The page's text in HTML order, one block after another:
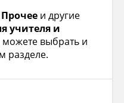
и другие
учителя и
выбрать и
разделе.